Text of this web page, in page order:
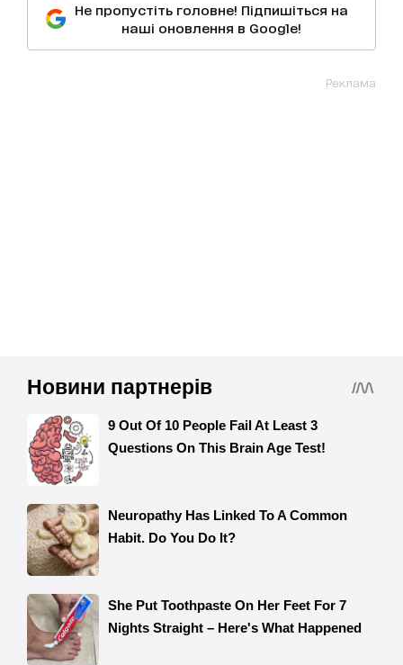
Не пропустіть головне! Підпишіться на
наші оновлення в Google!
Реклама